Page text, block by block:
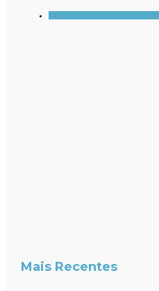
Mais Recentes